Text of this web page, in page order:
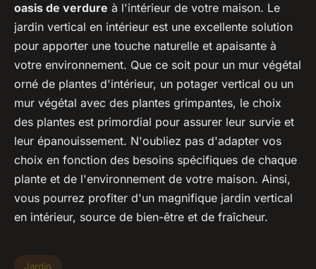
oasis de verdure à l'intérieur de votre maison. Le
jardin vertical en intérieur est une excellente solution
pour apporter une touche naturelle et apaisante à
votre environnement. Que ce soit pour un mur végétal
orné de plantes d'intérieur, un potager vertical ou un
mur végétal avec des plantes grimpantes, le choix
des plantes est primordial pour assurer leur survie et
leur épanouissement. N'oubliez pas d'adapter vos
choix en fonction des besoins spécifiques de chaque
plante et de l'environnement de votre maison. Ainsi,
vous pourrez profiter d'un magnifique jardin vertical
en intérieur, source de bien-être et de fraîcheur.
Jardin